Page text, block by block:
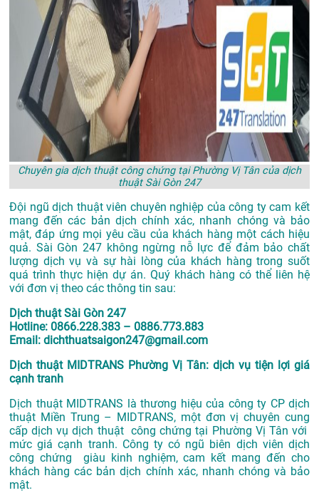
Chuyên gia dịch thuật công chứng tại Phường Vị Tân của dịch
thuật Sài Gòn 247
Đội ngũ dịch thuật viên chuyên nghiệp của công ty cam kết
mang đến các bản dịch chính xác, nhanh chóng và bảo
mật, đáp ứng mọi yêu cầu của khách hàng một cách hiệu
quả. Sài Gòn 247 không ngừng nỗ lực để đảm bảo chất
lượng dịch vụ và sự hài lòng của khách hàng trong suốt
quá trình thực hiện dự án. Quý khách hàng có thể liên hệ
với đơn vị theo các thông tin sau:
Dịch thuật Sài Gòn 247
Hotline: 0866.228.383 – 0886.773.883
Email: dichthuatsaigon247@gmail.com
Dịch thuật MIDTRANS Phường Vị Tân: dịch vụ tiện lợi giá
cạnh tranh
Dịch thuật MIDTRANS là thương hiệu của công ty CP dịch
thuật Miền Trung – MIDTRANS, một đơn vị chuyên cung
cấp dịch vụ dịch thuật công chứng tại Phường Vị Tân với
mức giá cạnh tranh. Công ty có ngũ biên dịch viên dịch
công chứng giàu kinh nghiệm, cam kết mang đến cho
khách hàng các bản dịch chính xác, nhanh chóng và bảo
mật.